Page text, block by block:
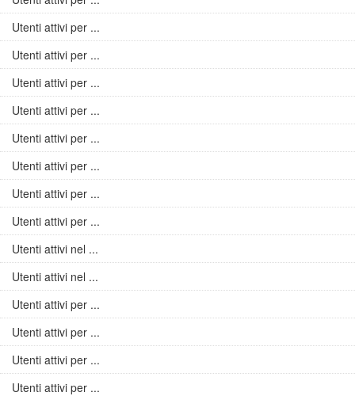
Utenti attivi per ...
Utenti attivi per ...
Utenti attivi per ...
Utenti attivi per ...
Utenti attivi per ...
Utenti attivi per ...
Utenti attivi per ...
Utenti attivi per ...
Utenti attivi nel ...
Utenti attivi nel ...
Utenti attivi per ...
Utenti attivi per ...
Utenti attivi per ...
Utenti attivi per ...